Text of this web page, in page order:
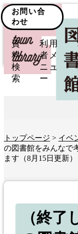
お問い合
わせ
資
料
検
索
利用
者メ
ニュ
ー
トップページ > イベ
の図書館をみんなで
ます（8月15日更新）
（終